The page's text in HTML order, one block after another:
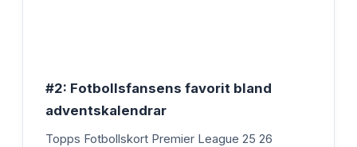
#2: Fotbollsfansens favorit bland
adventskalendrar
Topps Fotbollskort Premier League 25 26